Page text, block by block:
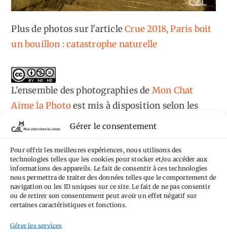
Gérer le consentement
Pour offrir les meilleures expériences, nous utilisons des
technologies telles que les cookies pour stocker et/ou accéder aux
informations des appareils. Le fait de consentir à ces technologies
nous permettra de traiter des données telles que le comportement de
navigation ou les ID uniques sur ce site. Le fait de ne pas consentir
ou de retirer son consentement peut avoir un effet négatif sur
certaines caractéristiques et fonctions.
Gérer les services
Plus de photos sur l'articleCrue 2018, Paris boit
un bouillon : catastrophe naturelle
L'ensemble des photographiesde Mon Chat
Aime la Photoest mis à disposition selon les
termes de la
licence Creative Commons
Pas de Modification 4.0 International.
Fondé(e) sur une œuvre dehttps://mcalp.fr.